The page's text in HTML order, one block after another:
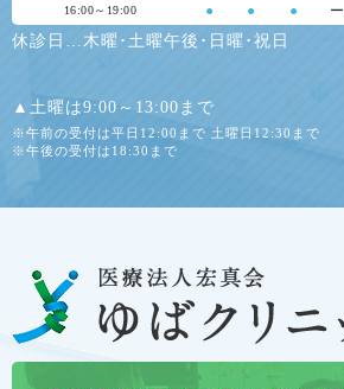
16:00～19:00 ● ● ● ー
休診日…木曜･土曜午後･日曜･祝日
▲土曜は9:00～13:00まで
※午前の受付は平日12:00まで 土曜日12:30まで
※午後の受付は18:30まで